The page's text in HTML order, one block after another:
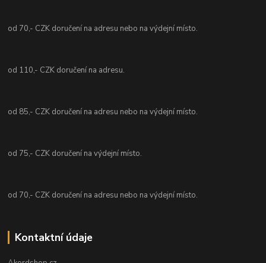
od 70,- CZK doručení na adresu nebo na výdejní místo.
od 110,- CZK doručení na adresu.
od 85,- CZK doručení na adresu nebo na výdejní místo.
od 75,- CZK doručení na výdejní místo.
od 70,- CZK doručení na adresu nebo na výdejní místo.
Kontaktní údaje